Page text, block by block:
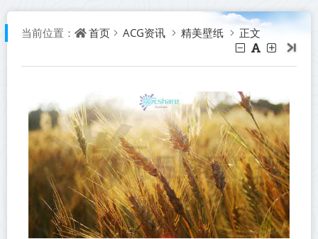
当前位置： 首页 ACG资讯 精美壁纸 正文